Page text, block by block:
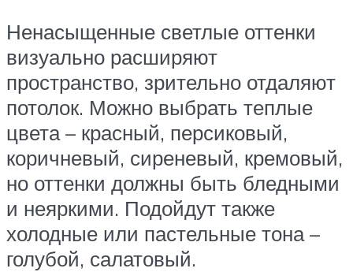
Ненасыщенные светлые оттенки
визуально расширяют
пространство, зрительно отдаляют
потолок. Можно выбрать теплые
цвета – красный, персиковый,
коричневый, сиреневый, кремовый,
но оттенки должны быть бледными
и неяркими. Подойдут также
холодные или пастельные тона –
голубой, салатовый.